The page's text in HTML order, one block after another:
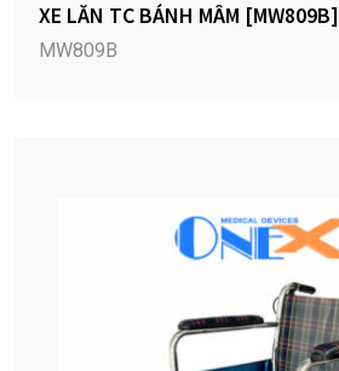
XE LĂN TC BÁNH MÂM [MW809B]
MW809B